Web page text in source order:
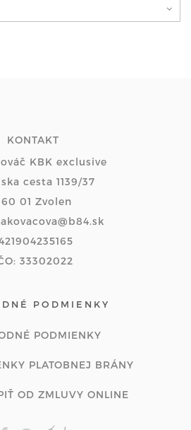
KONTAKT
KBK exclusive
cesta 1139/37
01 Zvolen
33302022
PODMIENKY
PODMIENKY
PLATOBNEJ BRÁNY
OD ZMLUVY ONLINE